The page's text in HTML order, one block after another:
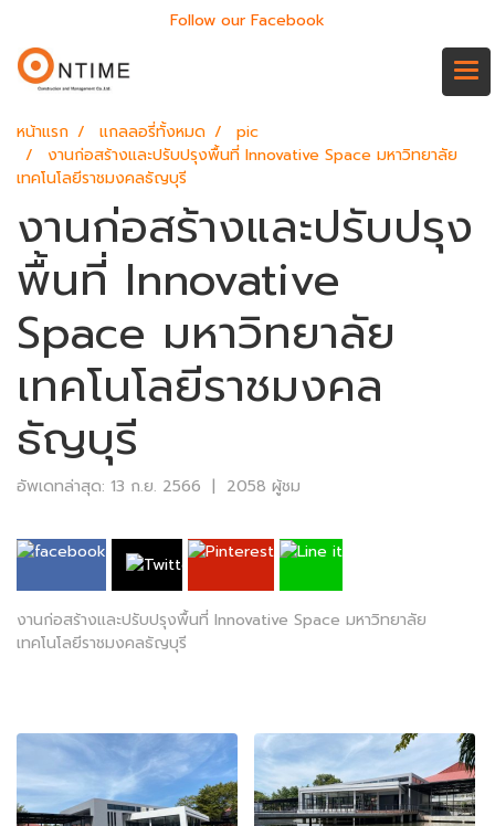
Follow our Facebook
หน้าแรก แกลลอรี่ทั้งหมด
pic
งานก่อสร้างและปรับปรุงพื้นที่ Innovative Space มหาวิทยาลัย
เทคโนโลยีราชมงคลธัญบุรี
งานก่อสร้างและปรับปรุง
พื้นที่ Innovative
Space มหาวิทยาลัย
เทคโนโลยีราชมงคล
ธัญบุรี
อัพเดทล่าสุด: 13 ก.ย. 2566 | 2058 ผู้ชม
งานก่อสร้างและปรับปรุงพื้นที่ Innovative Space มหาวิทยาลัย
เทคโนโลยีราชมงคลธัญบุรี